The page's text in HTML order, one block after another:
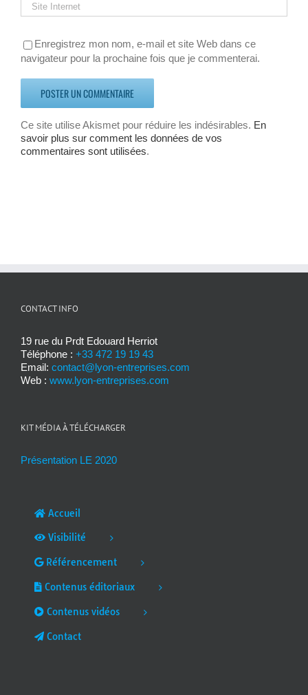
Enregistrez mon nom, e-mail et site Web dans ce
navigateur pour la prochaine fois que je commenterai.
Ce site utilise Akismet pour réduire les indésirables. En
savoir plus sur comment les données de vos
commentaires sont utilisées.
CONTACT INFO
19 rue du Prdt Edouard Herriot
Téléphone : +33 472 19 19 43
Email: contact@lyon-entreprises.com
Web : www.lyon-entreprises.com
KIT MÉDIA À TÉLÉCHARGER
Présentation LE 2020
Accueil
Visibilité
Référencement
Contenus éditoriaux
Contenus vidéos
Contact